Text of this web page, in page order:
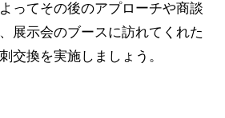
ってその後のアプローチや商談
展示会のブースに訪れてくれた
交換を実施しましょう。